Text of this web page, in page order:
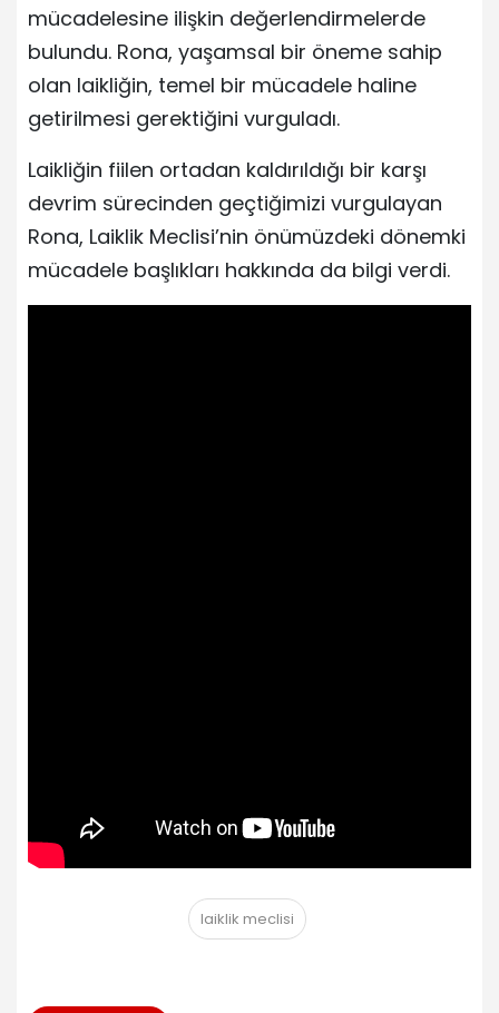
mücadelesine ilişkin değerlendirmelerde
bulundu. Rona, yaşamsal bir öneme sahip
olan laikliğin, temel bir mücadele haline
getirilmesi gerektiğini vurguladı.
Laikliğin fiilen ortadan kaldırıldığı bir karşı
devrim sürecinden geçtiğimizi vurgulayan
Rona, Laiklik Meclisi’nin önümüzdeki dönemki
mücadele başlıkları hakkında da bilgi verdi.
laiklik meclisi